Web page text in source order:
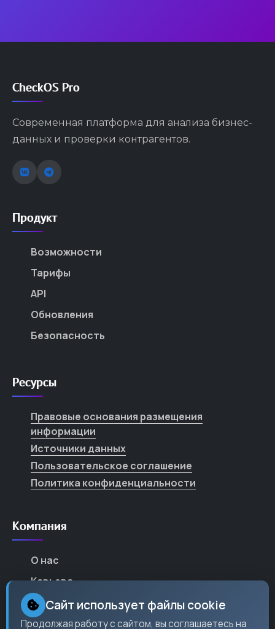
CheckOS Pro
Современная платформа для анализа бизнес-
данных и проверки контрагентов.
Продукт
Возможности
Тарифы
API
Обновления
Безопасность
Ресурсы
Правовые основания размещения
информации
Источники данных
Пользовательское соглашение
Политика конфиденциальности
Компания
О нас
Карьера
Партнеры
Контакты
Сайт использует файлы cookie
Продолжая работу с сайтом, вы соглашаетесь на